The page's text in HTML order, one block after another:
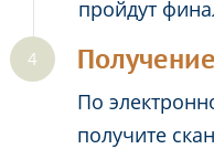
пройдут
По
получите